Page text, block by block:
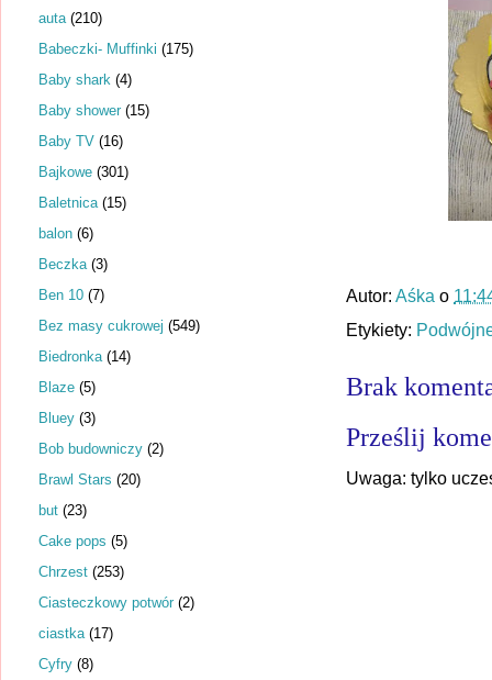
Autor: Aśka o
Etykiety:
Brak
Prześlij
Uwaga: tylko
auta (210)
Babeczki- Muffinki (175)
Baby shark (4)
Baby shower (15)
Baby TV (16)
Bajkowe (301)
Baletnica (15)
balon (6)
Beczka (3)
Ben 10 (7)
Bez masy cukrowej (549)
Biedronka (14)
Blaze (5)
Bluey (3)
Bob budowniczy (2)
Brawl Stars (20)
but (23)
Cake pops (5)
Chrzest (253)
Ciasteczkowy potwór (2)
ciastka (17)
Cyfry (8)